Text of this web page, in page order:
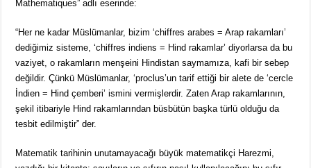
Mathematiques” adlı eserinde:
“Her ne kadar Müslümanlar, bizim ‘chiffres arabes = Arap rakamları’
dediğimiz sisteme, ‘chiffres indiens = Hind rakamlar’ diyorlarsa da bu
vaziyet, o rakamların menşeini Hindistan saymamıza, kafi bir sebep
değildir. Çünkü Müslümanlar, ‘proclus’un tarif ettiği bir alete de ‘cercle
İndien = Hind çemberi’ ismini vermişlerdir. Zaten Arap rakamlarının,
şekil itibariyle Hind rakamlarından büsbütün başka türlü olduğu da
tesbit edilmiştir” der.
Matematik tarihinin unutamayacağı büyük matematikçi Harezmi,